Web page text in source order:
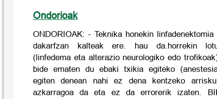
Ondorioak
ONDORIOAK: - Teknika honekin
dakarfzan kalteak ere. hau da.horrekin
(linfedema eta alterazio neurologiko edo
bide ematen du ebaki txikia egiteko
egiten denean nahi ez dena kentzeko
azkarragoa da eta ez da errorerik izaten.